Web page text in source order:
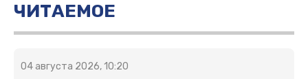
ЧИТАЕМОЕ
04 августа 2026, 10:20